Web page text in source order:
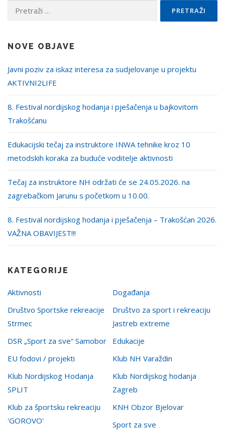
Pretraži:
NOVE OBJAVE
Javni poziv za iskaz interesa za sudjelovanje u projektu
AKTIVNI2LIFE
8. Festival nordijskog hodanja i pješačenja u bajkovitom
Trakošćanu
Edukacijski tečaj za instruktore INWA tehnike kroz 10
metodskih koraka za buduće voditelje aktivnosti
Tečaj za instruktore NH održati će se 24.05.2026. na
zagrebačkom Jarunu s početkom u 10.00.
8. Festival nordijskog hodanja i pješačenja – Trakošćan 2026.
VAŽNA OBAVIJEST!!!
KATEGORIJE
Aktivnosti
Događanja
Društvo Sportske rekreacije
Strmec
Društvo za sport i rekreaciju
Jastreb extreme
DSR „Sport za sve“ Samobor
Edukacije
EU fodovi / projekti
Klub NH Varaždin
Klub Nordijskog Hodanja
SPLIT
Klub Nordijskog hodanja
Zagreb
Klub za športsku rekreaciju
'GOROVO'
KNH Obzor Bjelovar
Sport za sve